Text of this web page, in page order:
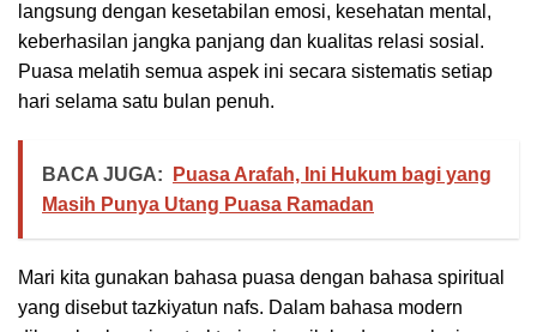
langsung dengan kesetabilan emosi, kesehatan mental,
keberhasilan jangka panjang dan kualitas relasi sosial.
Puasa melatih semua aspek ini secara sistematis setiap
hari selama satu bulan penuh.
BACA JUGA:
Puasa Arafah, Ini Hukum bagi yang
Masih Punya Utang Puasa Ramadan
Mari kita gunakan bahasa puasa dengan bahasa spiritual
yang disebut tazkiyatun nafs. Dalam bahasa modern